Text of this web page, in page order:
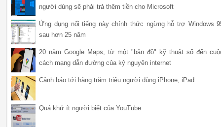
người dùng sẽ phải trả thêm tiền cho Microsoft
Ứng dụng nổi tiếng này chính thức ngừng hỗ trợ Windows
sau hơn 25 năm
20 năm Google Maps, từ một "bản đồ" kỹ thuật số đến
cách mạng dẫn đường của kỷ nguyên internet
Cảnh báo tới hàng trăm triệu người dùng iPhone, iPad
Quá khứ ít người biết của YouTube